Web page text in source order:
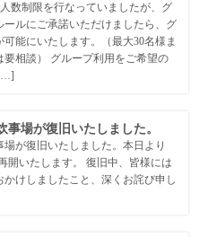
数制限を行なっていましたが、グ
ールにご承諾いただけましたら、グ
能にいたします。（最大30名様ま
要相談） グループ利用をご希望の
事場が復旧いたしました。
場が復旧いたしました。本日より
開いたします。 復旧中、皆様には
かけしましたこと、深くお詫び申し